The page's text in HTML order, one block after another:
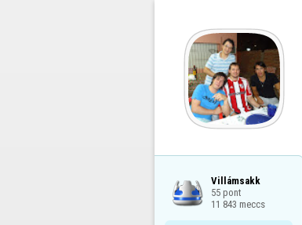
Villámsakk
55 pont
11 843 meccs